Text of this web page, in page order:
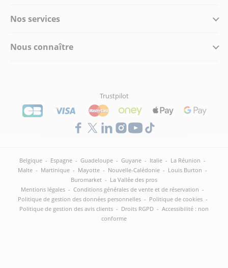
Nos services
Nous connaître
Trustpilot
Belgique - Espagne - Guadeloupe - Guyane - Italie - La Réunion -
Malte - Martinique - Mayotte - Nouvelle-Calédonie - Louis Burton -
Buromarket - La Vallée des pros
Mentions légales - Conditions générales de vente et de réservation -
Politique de gestion des données personnelles - Politique de cookies -
Politique de gestion des avis clients - Droits RGPD - Accessibilité : non
conforme